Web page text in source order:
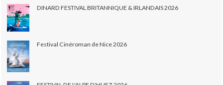
DINARD FESTIVAL BRITANNIQUE & IRLANDAIS 2026
Festival Cinéroman de Nice 2026